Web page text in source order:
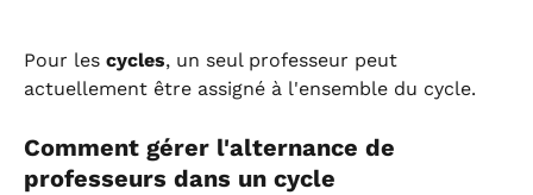
Pour les cycles, un seul professeur peut
actuellement être assigné à l'ensemble du cycle.
Comment gérer l'alternance de
professeurs dans un cycle